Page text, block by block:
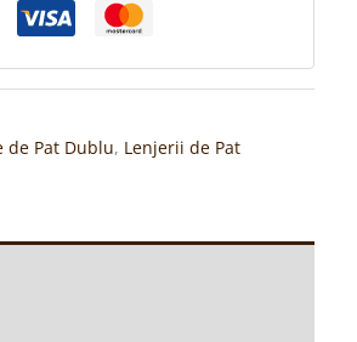
de Pat Dublu, Lenjerii de Pat